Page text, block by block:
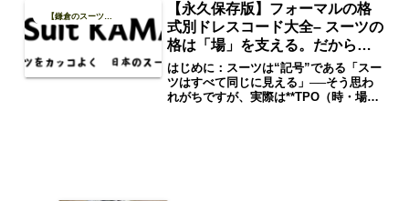
服”をご提案しています。本記事では、
四季を通じて最高の一着を仕立てるため
のタイミングを、クラシックな視点から
解説します。
【鎌倉のスーツブログ】
【永久保存版】フォーマルの格
式別ドレスコード大全– スーツの
格は「場」を支える。だからこ
そ、知っておきたい装いの正解 –
はじめに：スーツは“記号”である「スー
ツはすべて同じに見える」──そう思わ
れがちですが、実際は**TPO（時・場